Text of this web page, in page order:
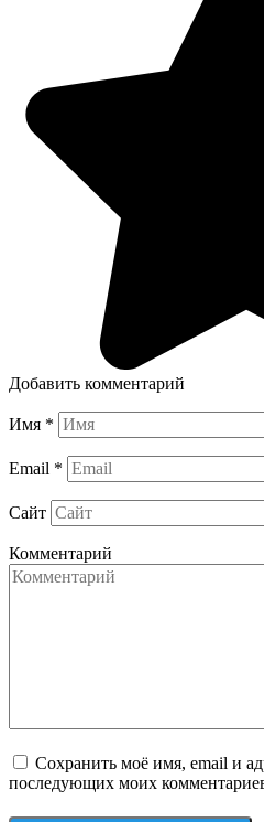
Добавить комментарий
Имя *
Email *
Сайт
Комментарий
Сохранить моё имя, email и
последующих моих